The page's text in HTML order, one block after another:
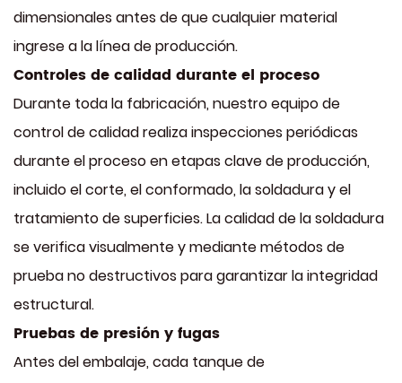
dimensionales antes de que cualquier material
ingrese a la línea de producción.
Controles de calidad durante el proceso
Durante toda la fabricación, nuestro equipo de
control de calidad realiza inspecciones periódicas
durante el proceso en etapas clave de producción,
incluido el corte, el conformado, la soldadura y el
tratamiento de superficies. La calidad de la soldadura
se verifica visualmente y mediante métodos de
prueba no destructivos para garantizar la integridad
estructural.
Pruebas de presión y fugas
Antes del embalaje, cada tanque de